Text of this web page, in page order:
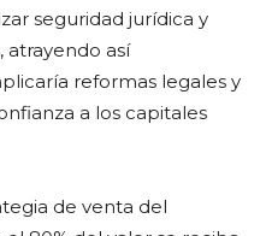
seguridad jurídica y
atrayendo así
reformas legales y
a los capitales
de venta del